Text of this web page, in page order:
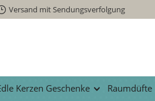
Versand mit Sendungsverfolgung
Kerzen Geschenke Raumdüfte